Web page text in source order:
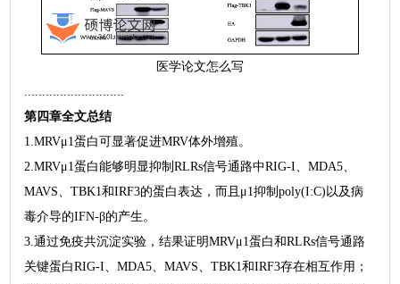
医学论文怎么写
............................
第四章全文总结
1.MRVμ1蛋白可显著促进MRV体外增殖。
2.MRVμ1蛋白能够明显抑制RLRs信号通路中RIG-I、MDA5、
MAVS、TBK1和IRF3的蛋白表达，而且μ1抑制poly(I:C)以及病
毒介导的IFN-β的产生。
3.通过免疫共沉淀实验，结果证明MRVμ1蛋白和RLRs信号通路
关键蛋白RIG-I、MDA5、MAVS、TBK1和IRF3存在相互作用；